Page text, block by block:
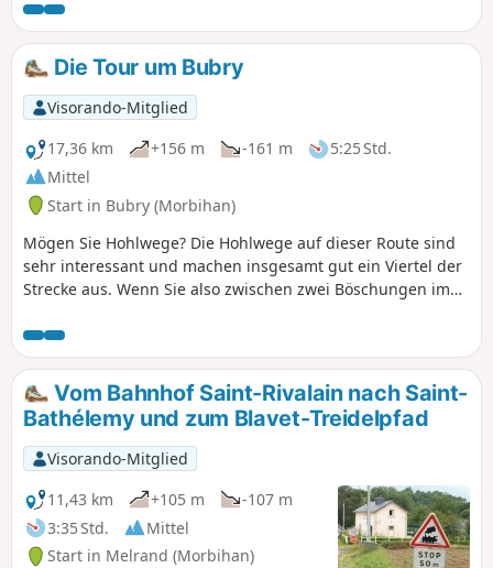
Entdeckungen des ländlichen Kulturerbes: Kapelle, alte
Bauernhöfe, Kulturerbe im Zusammenhang mit Wasser
usw.Die Tour um Bubry
Visorando-Mitglied
17,36 km
+156 m -161 m
5:25 Std.
Mittel
Start in Bubry (Morbihan)
Mögen Sie Hohlwege? Die Hohlwege auf dieser Route sind
sehr interessant und machen insgesamt gut ein Viertel der
Strecke aus. Wenn Sie also zwischen zwei Böschungen im
auf den Weg nach Bubry. Sie werden begeistert sein. Die
erste Stunde der Wanderung ist eher unspektakulär, aber
der Rest der Route ist ziemlich außergewöhnlich.
Vom Bahnhof Saint-Rivalain nach Saint-
Bathélemy und zum Blavet-Treidelpfad
Visorando-Mitglied
11,43 km
+105 m
-107 m
3:35 Std.
Mittel
Start in Melrand (Morbihan)